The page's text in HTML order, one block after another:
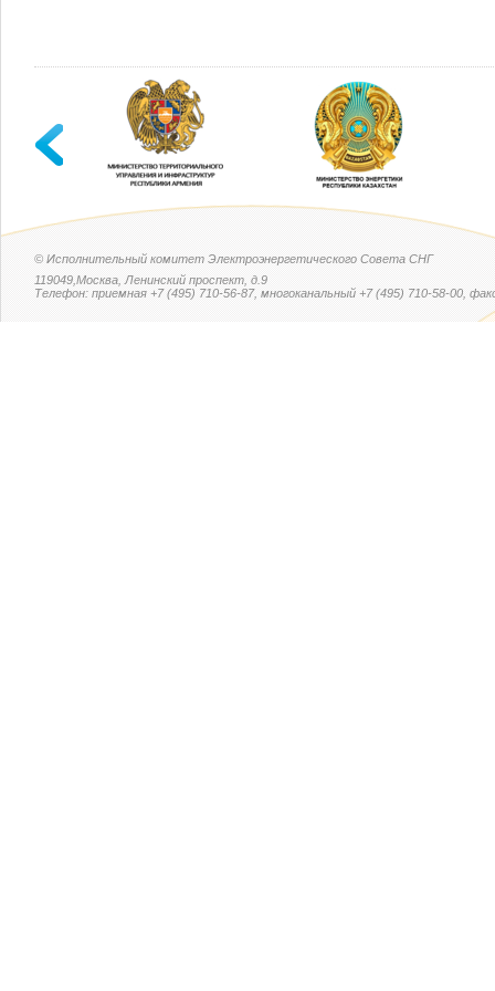
одновременно
проверить и
Появились
Руководитель
www.energetika-
© Исполнительный комитет Электроэнергетического Совета СНГ
119049,Москва, Ленинский проспект, д.9
Телефон: приемная +7 (495) 710-56-87, многоканальный +7 (495) 710-58-00,